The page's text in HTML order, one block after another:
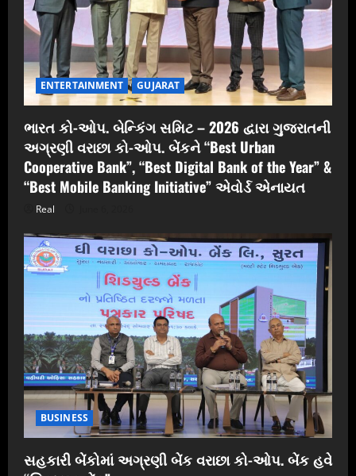
ENTERTAINMENT GUJARAT
ભારત કો-ઓપ. બેન્કિંગ સમિટ – 2026 દ્વારા ગુજરાતની
અગ્રણી વરાછા કો-ઓપ. બેંકને “Best Urban
Cooperative Bank”, “Best Digital Bank of the Year” &
“Best Mobile Banking Initiative” એવોર્ડ એનાયત
Real
BUSINESS
સહકારી બેંકોમાં અગ્રણી બેંક વરાછા કો-ઓપ. બેંક હવે